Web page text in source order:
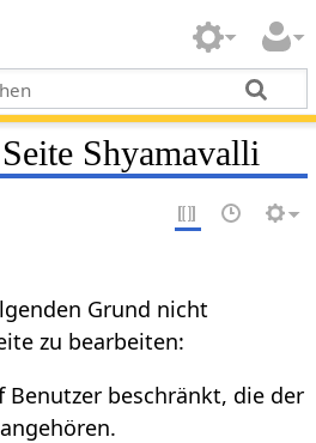
Shyamavalli
Grund nicht
zu bearbeiten:
Benutzer beschränkt, die der